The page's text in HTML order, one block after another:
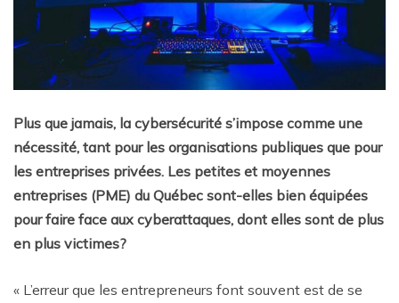
Plus que jamais, la cybersécurité s’impose comme une
nécessité, tant pour les organisations publiques que pour
les entreprises privées. Les petites et moyennes
entreprises (PME) du Québec sont-elles bien équipées
pour faire face aux cyberattaques, dont elles sont de plus
en plus victimes?
« L’erreur que les entrepreneurs font souvent est de se